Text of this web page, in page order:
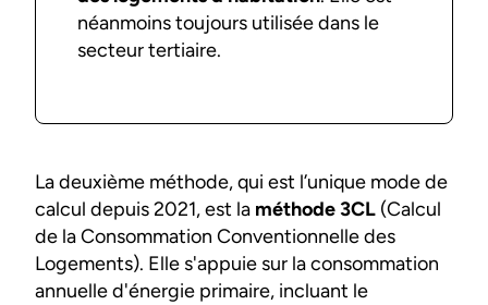
néanmoins toujours utilisée dans le
secteur tertiaire.
La deuxième méthode, qui est l’unique mode de
calcul depuis 2021, est la méthode 3CL (Calcul
de la Consommation Conventionnelle des
Logements). Elle s'appuie sur la consommation
annuelle d'énergie primaire, incluant le